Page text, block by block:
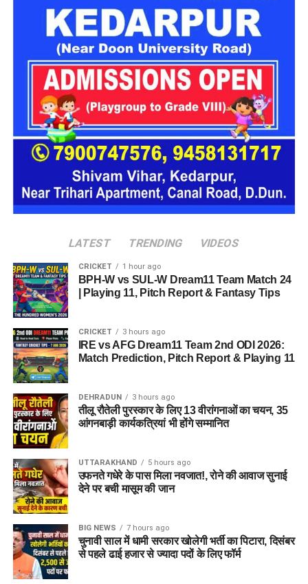
(Participating Companies)
रोजगार मेलेमें देश एवं प्रदेश की कई नामी कंपनियां अभ्यर्थियों का
साक्षात्कार लेने आ रही हैं, जिनमें प्रमुख हैं:
एक्सिस बैंक (Axis Bank)
बारबेक्यू नेशन (Barbeque Nation)
डिक्सॉन (Dixon Technologies)
उत्कर्ष स्मॉल फाइनेंस बैंक (Utkarsh Small Finance Bank)
सीएएमपी-108 (CAMP-108)
एनआईटीटी लिमिटेड (NIIT Limited)
मोचिको (Mochiko Shoes)
टीआई मेडिकोज (TI Medicos)
आईजोन (iZone)
Dehradun Rojgar Mela 2026 :
आवेदन और पंजीकरण प्रक्रिया (How
to Register)
भाग लेने के लिए अभ्यर्थियों का पंजीकरण04 अगस्त, 2026 से शुरू हो
चुका है। इच्छुक अभ्यर्थी साक्षात्कार में शामिल होने से पहले किसी भी कार्य
दिवस में कार्यालय पहुंचकर अपना पंजीकरण करा सकते हैं।
आवश्यक दस्तावेज (Documents
Required):
LATEST TRENDING VIDEOS
CRICKET 1 hour ago
BPH-W vs SUL-W Dream11 Team Match 24
| Playing 11, Pitch Report & Fantasy Tips
CRICKET 3 hours ago
IRE vs AFG Dream11 Team 2nd ODI 2026:
Match Prediction, Pitch Report & Playing 11
DEHRADUN 3 hours ago
तीलू रौतेली पुरस्कार के लिए 13 वीरांगनाओं का चयन, 35
आंगनबाड़ी कार्यकत्रियां भी होंगे सम्मानित
UTTARAKHAND 5 hours ago
उफनते गधेरे के पास मिला नवजात!, रोने की आवाज सुनाई
देने पर बची मासूम की जान
BIG NEWS 7 hours ago
चुनावी साल में धामी सरकार खोलेगी भर्ती का पिटारा, दिसंबर
से पहले ढाई हजार से ज्यादा पदों के लिए फॉर्म